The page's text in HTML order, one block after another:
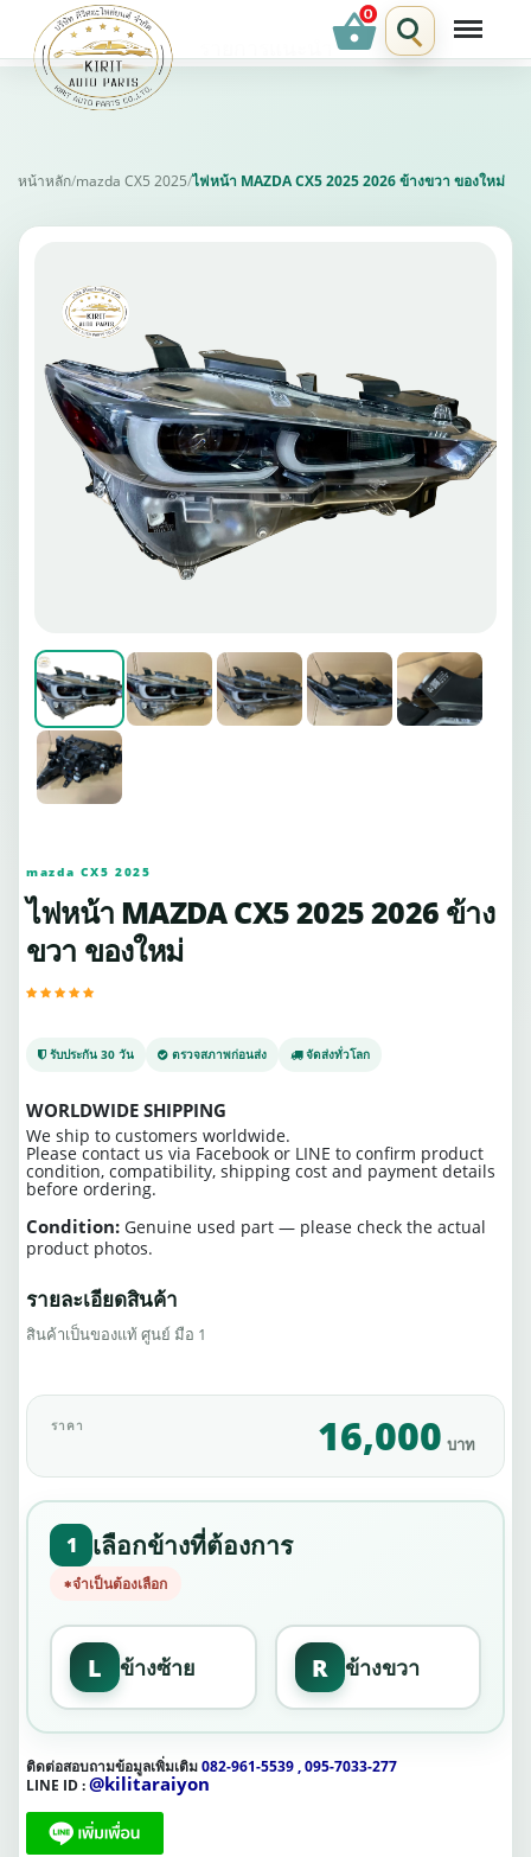
shopping_basket
หน้าหลัก/mazda CX5 2025/ไฟหน้า MAZDA CX5 2025 2026 ข้างขวา ของใหม่
mazda CX5 2025
ไฟหน้า MAZDA CX5 2025 2026 ข้าง
ขวา ของใหม่
รับประกัน 30 วัน ตรวจสภาพก่อนส่ง จัดส่งทั่วโลก
WORLDWIDE SHIPPING
We ship to customers worldwide.
Please contact us via Facebook or LINE to confirm product
condition, compatibility, shipping cost and payment details
before ordering.
Condition: Genuine used part — please check the actual
product photos.
รายละเอียดสินค้า
สินค้าเป็นของแท้ ศูนย์ มือ 1
ราคา 16,000 บาท
1 เลือกข้างที่ต้องการ
จำเป็นต้องเลือก
L ข้างซ้าย R ข้างขวา
ติดต่อสอบถามข้อมูลเพิ่มเติม082-961-5539 , 095-7033-277
LINE ID :@kilitaraiyon